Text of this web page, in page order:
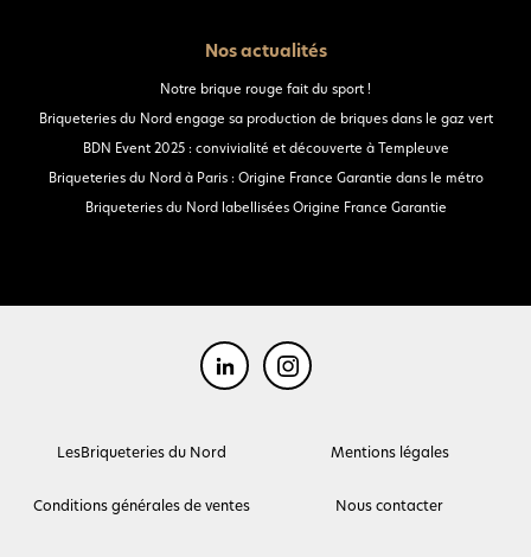
Nos actualités
Notre brique rouge fait du sport !
Briqueteries du Nord engage sa production de briques dans le gaz vert
BDN Event 2025 : convivialité et découverte à Templeuve
Briqueteries du Nord à Paris : Origine France Garantie dans le métro
Briqueteries du Nord labellisées Origine France Garantie
LesBriqueteries du Nord Mentions légales
Conditions générales de ventes Nous contacter